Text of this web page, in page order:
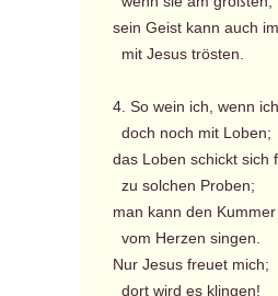
sein Geist kann auch
mit Jesus trösten.
4. So wein ich, wenn
doch noch mit Loben;
das Loben schickt sich
zu solchen Proben;
man kann den Kummer
vom Herzen singen.
Nur Jesus freuet mich;
dort wird es klingen!